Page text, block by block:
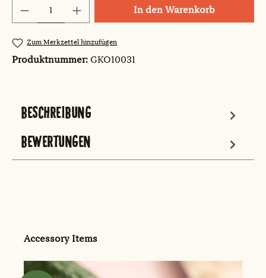
Produkt Anzahl: Gib den gewünschten
In den Warenkorb
Zum Merkzettel hinzufügen
Produktnummer: GKO10031
BESCHREIBUNG
BEWERTUNGEN
Produktgalerie überspringen
Accessory Items